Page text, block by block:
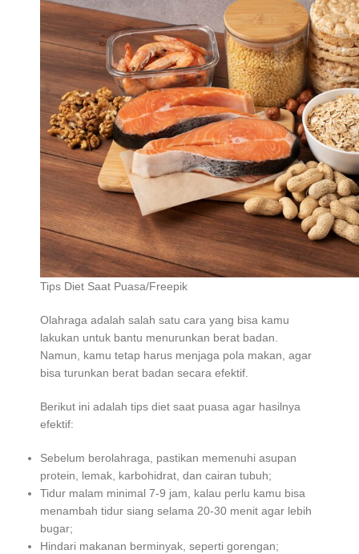
Tips Diet Saat Puasa/Freepik
Olahraga adalah salah satu cara yang bisa kamu
lakukan untuk bantu menurunkan berat badan.
Namun, kamu tetap harus menjaga pola makan, agar
bisa turunkan berat badan secara efektif.
Berikut ini adalah tips diet saat puasa agar hasilnya
efektif:
Sebelum berolahraga, pastikan memenuhi asupan
protein, lemak, karbohidrat, dan cairan tubuh;
Tidur malam minimal 7-9 jam, kalau perlu kamu bisa
menambah tidur siang selama 20-30 menit agar lebih
bugar;
Hindari makanan berminyak, seperti gorengan;